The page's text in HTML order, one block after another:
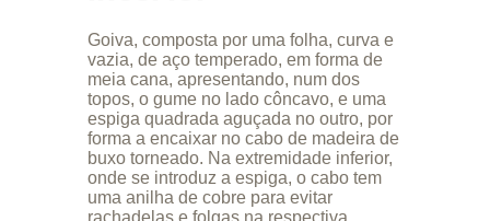
Goiva, composta por uma folha, curva e
vazia, de aço temperado, em forma de
meia cana, apresentando, num dos
topos, o gume no lado côncavo, e uma
espiga quadrada aguçada no outro, por
forma a encaixar no cabo de madeira de
buxo torneado. Na extremidade inferior,
onde se introduz a espiga, o cabo tem
uma anilha de cobre para evitar
rachadelas e folgas na respectiva